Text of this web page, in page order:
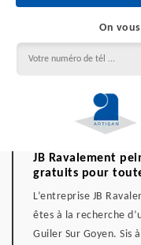
On
JB Ravalement
gratuits pour
L’entreprise JB
êtes à la recherche
Guiler Sur Goyen. Sis